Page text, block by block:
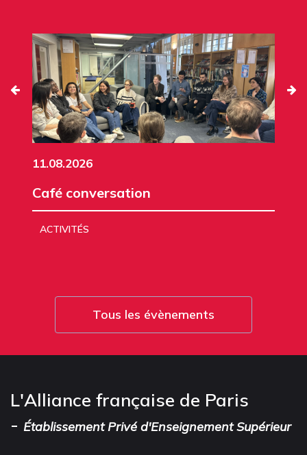
11.08.2026
Café conversation
ACTIVITÉS
Tous les évènements
L'Alliance française de Paris
- Établissement Privé d'Enseignement Supérieur